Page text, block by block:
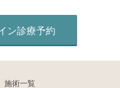
ン診療予約
施術一覧